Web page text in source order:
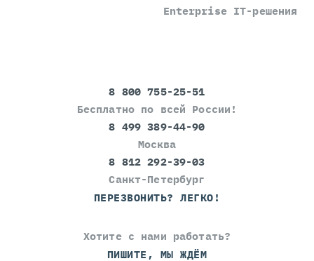
Enterprise IT-решения
8 800 755-25-51
Бесплатно по всей России!
8 499 389-44-90
Москва
8 812 292-39-03
Санкт-Петербург
ПЕРЕЗВОНИТЬ? ЛЕГКО!
Хотите с нами работать?
ПИШИТЕ, МЫ ЖДЁМ